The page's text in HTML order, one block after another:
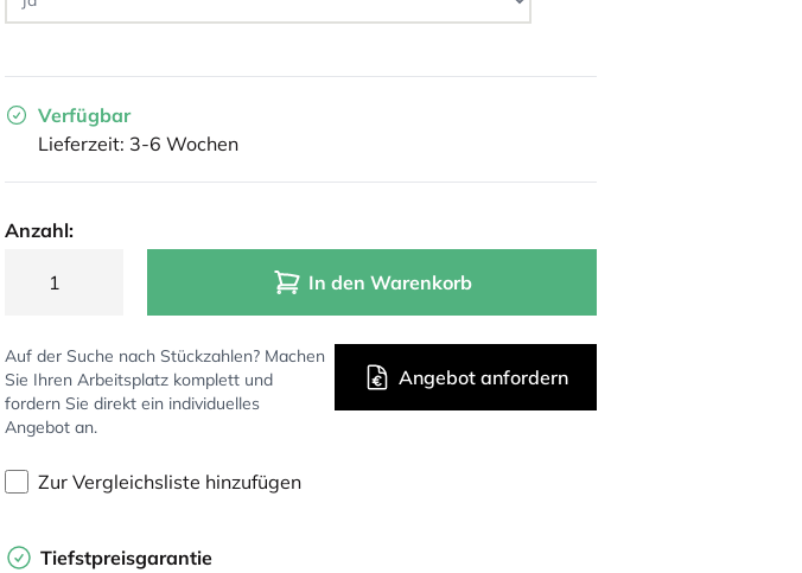
Verfügbar
Lieferzeit: 3-6 Wochen
Anzahl:
In den Warenkorb
Auf der Suche nach Stückzahlen? Machen
Sie Ihren Arbeitsplatz komplett und
fordern Sie direkt ein individuelles
Angebot an.
Angebot anfordern
Zur Vergleichsliste hinzufügen
Tiefstpreisgarantie